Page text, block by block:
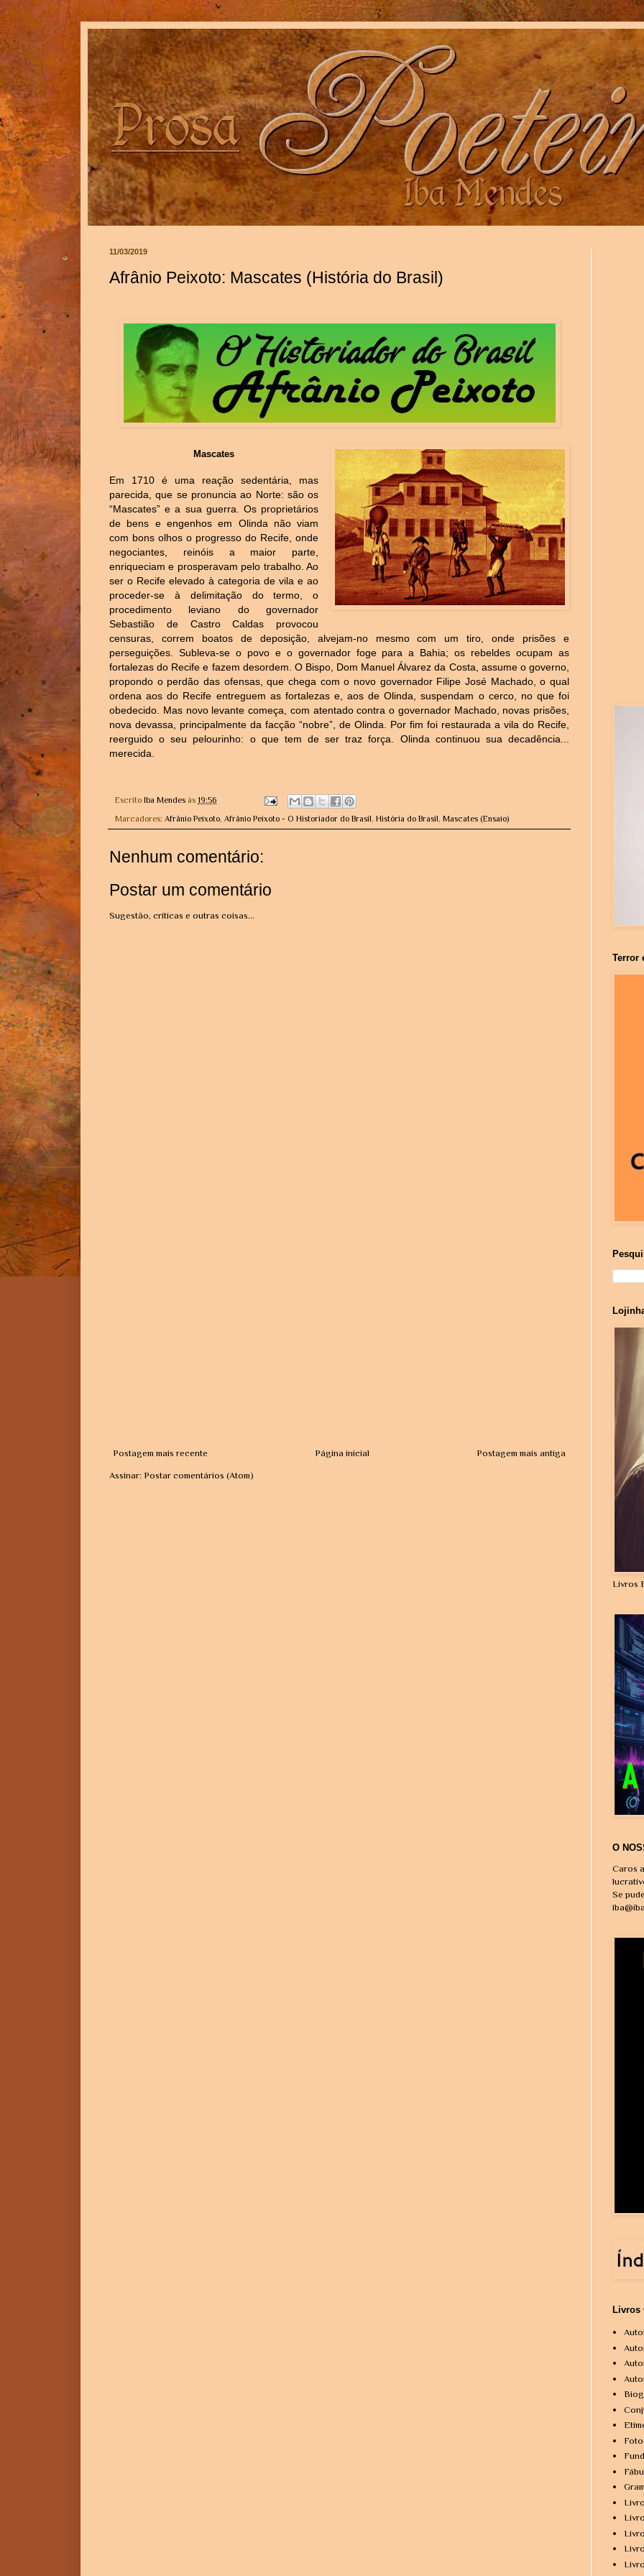
11/03/2019
Afrânio Peixoto: Mascates (História do Brasil)
Mascates
Em 1710 é uma reação sedentária, mas
parecida, que se pronuncia ao Norte: são os
“Mascates” e a sua guerra. Os proprietários
de bens e engenhos em Olinda não viam
com bons olhos o progresso do Recife, onde
negociantes, reinóis a maior parte,
enriqueciam e prosperavam pelo trabalho. Ao
ser o Recife elevado à categoria de vila e ao
proceder-se à delimitação do termo, o
procedimento leviano do governador
Sebastião de Castro Caldas provocou
censuras, correm boatos de deposição, alvejam-no mesmo com um tiro, onde prisões e
perseguições. Subleva-se o povo e o governador foge para a Bahia; os rebeldes ocupam as
fortalezas do Recife e fazem desordem. O Bispo, Dom Manuel Álvarez da Costa, assume o governo,
propondo o perdão das ofensas, que chega com o novo governador Filipe José Machado, o qual
ordena aos do Recife entreguem as fortalezas e, aos de Olinda, suspendam o cerco, no que foi
obedecido. Mas novo levante começa, com atentado contra o governador Machado, novas prisões,
nova devassa, principalmente da facção “nobre”, de Olinda. Por fim foi restaurada a vila do Recife,
reerguido o seu pelourinho: o que tem de ser traz força. Olinda continuou sua decadência...
merecida.
Escrito Iba Mendes às 19:56
Marcadores: Afrânio Peixoto, Afrânio Peixoto - O Historiador do Brasil, História do Brasil, Mascates (Ensaio)
Nenhum comentário:
Postar um comentário
Sugestão, críticas e outras coisas...
Postagem mais recente Postagem mais antiga
Página inicial
Assinar: Postar comentários (Atom)
Terror
Livros
O
Caros
Se
Livros